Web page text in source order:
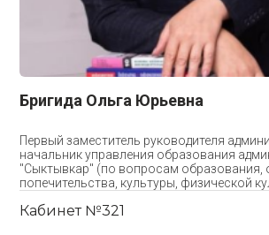
Бригида Ольга Юрьевна
Первый заместитель руководителя
начальник управления образования
"Сыктывкар" (по вопросам образования,
попечительства, культуры, физической
Кабинет №321